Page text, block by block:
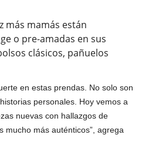
más mamás están
o pre-amadas en sus
clásicos, pañuelos
en estas prendas. No solo son
personales. Hoy vemos a
nuevas con hallazgos de
mucho más auténticos”, agrega